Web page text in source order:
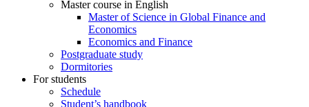
Master course in English
Master of Science in Global Finance and
Economics
Economics and Finance
Postgraduate study
Dormitories
For students
Schedule
Student’s handbook